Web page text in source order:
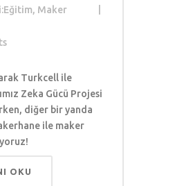
Eğitim, Maker
Turkcell ile
Zeka Gücü Projesi
diğer bir yanda
ile maker
OKU